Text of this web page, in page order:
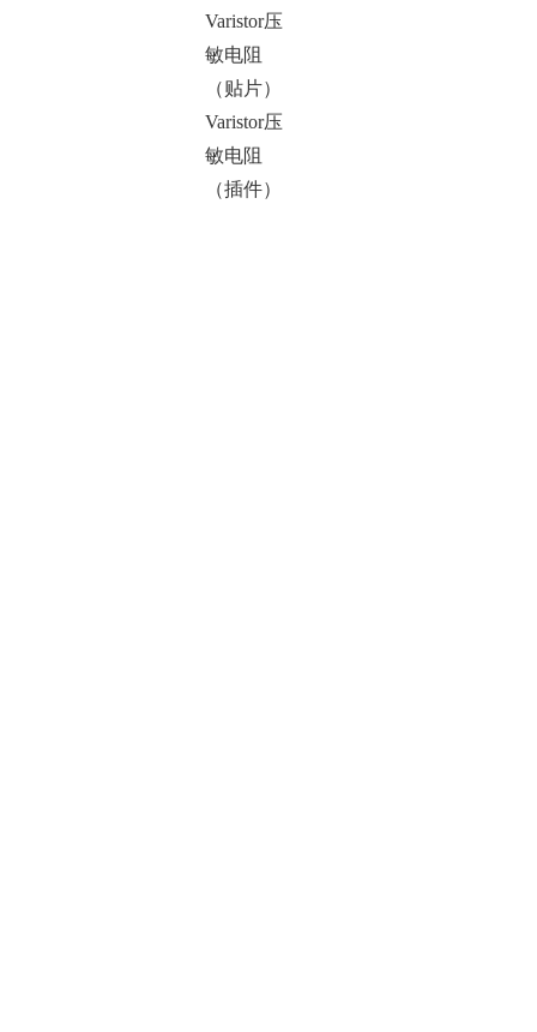
Varistor压
敏电阻
（贴片）
Varistor压
敏电阻
（插件）